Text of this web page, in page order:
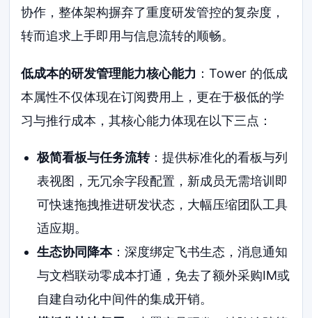
协作，整体架构摒弃了重度研发管控的复杂度，
转而追求上手即用与信息流转的顺畅。
低成本的研发管理能力核心能力 ：Tower 的低成
本属性不仅体现在订阅费用上，更在于极低的学
习与推行成本，其核心能力体现在以下三点：
极简看板与任务流转：提供标准化的看板与列
表视图，无冗余字段配置，新成员无需培训即
可快速拖拽推进研发状态，大幅压缩团队工具
适应期。
生态协同降本：深度绑定飞书生态，消息通知
与文档联动零成本打通，免去了额外采购IM或
自建自动化中间件的集成开销。